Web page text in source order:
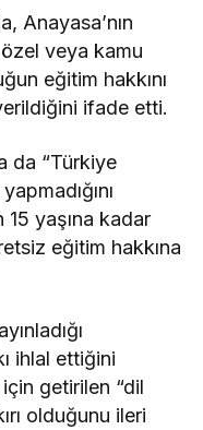
Anayasa’nın
veya kamu
eğitim hakkını
ifade etti.
da “Türkiye
yaşına kadar
eğitim hakkına
ihlal ettiğini
getirilen “dil
olduğunu ileri